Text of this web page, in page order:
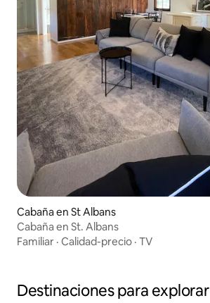
Cabaña en St Albans
Cabaña en St. Albans
Familiar · Calidad-precio · TV
Destinaciones para explorar